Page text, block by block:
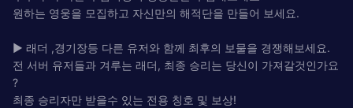
원하는 영웅을 모집하고 자신만의 해적단을 만들어 보세요.
▶ 래더 ,경기장등 다른 유저와 함께 최후의 보물을 경쟁해보세요.
전 서버 유저들과 겨루는 래더, 최종 승리는 당신이 가져갈것인가요
?
최종 승리자만 받을수 있는 전용 칭호 및 보상!